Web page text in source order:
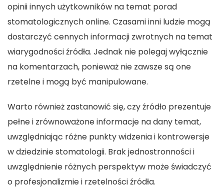
opinii innych użytkowników na temat porad
stomatologicznych online. Czasami inni ludzie mogą
dostarczyć cennych informacji zwrotnych na temat
wiarygodności źródła. Jednak nie polegaj wyłącznie
na komentarzach, ponieważ nie zawsze są one
rzetelne i mogą być manipulowane.
Warto również zastanowić się, czy źródło prezentuje
pełne i zrównoważone informacje na dany temat,
uwzględniając różne punkty widzenia i kontrowersje
w dziedzinie stomatologii. Brak jednostronności i
uwzględnienie różnych perspektyw może świadczyć
o profesjonalizmie i rzetelności źródła.